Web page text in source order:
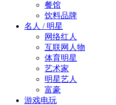
餐馆
饮料品牌
名人 / 明星
网络红人
互联网人物
体育明星
艺术家
明星艺人
富豪
游戏电玩